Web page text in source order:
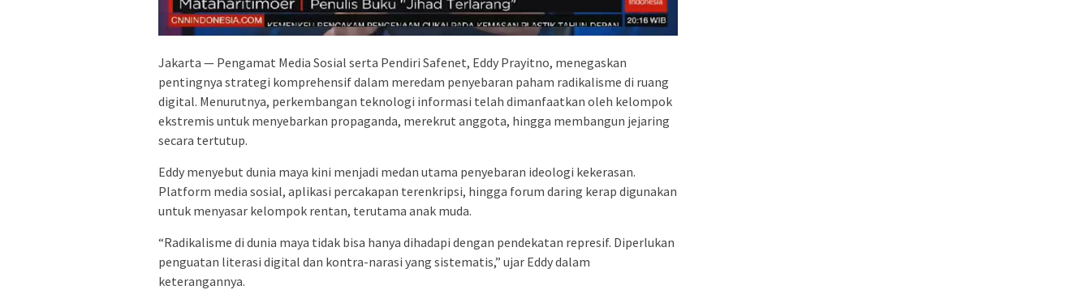
Jakarta — Pengamat Media Sosial serta Pendiri Safenet, Eddy Prayitno, menegaskan
pentingnya strategi komprehensif dalam meredam penyebaran paham radikalisme di ruang
digital. Menurutnya, perkembangan teknologi informasi telah dimanfaatkan oleh kelompok
ekstremis untuk menyebarkan propaganda, merekrut anggota, hingga membangun jejaring
secara tertutup.
Eddy menyebut dunia maya kini menjadi medan utama penyebaran ideologi kekerasan.
Platform media sosial, aplikasi percakapan terenkripsi, hingga forum daring kerap digunakan
untuk menyasar kelompok rentan, terutama anak muda.
“Radikalisme di dunia maya tidak bisa hanya dihadapi dengan pendekatan represif. Diperlukan
penguatan literasi digital dan kontra-narasi yang sistematis,” ujar Eddy dalam
keterangannya.